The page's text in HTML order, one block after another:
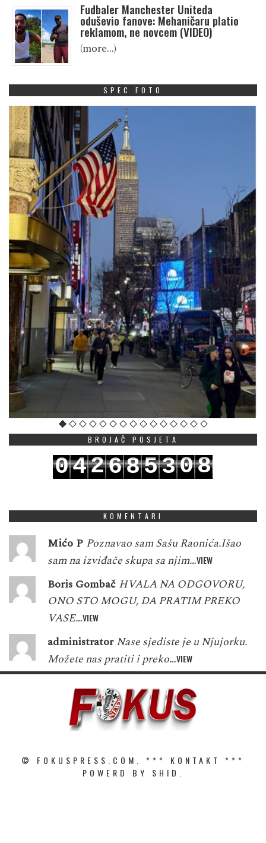
Fudbaler Manchester Uniteda
oduševio fanove: Mehaničaru platio
reklamom, ne novcem (VIDEO)
(more…)
SPEC FOTO
BROJAČ POSJETA
042685308
KOMENTARI
Mićo P Poznavao sam Sašu Raonića.Išao
sam na izviđače skupa sa njim…VIEW
Boris Gombač HVALA NA ODGOVORU,
ONO STO MOGU, DA PRATIM PREKO
VASE…VIEW
administrator Nase sjediste je u Njujorku.
Možete nas pratiti i preko…VIEW
© FOKUSPRESS.COM. *** KONTAKT
***
POWERD BY SHID.